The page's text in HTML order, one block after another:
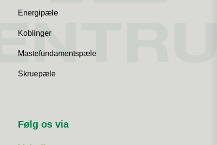
Energipæle
Koblinger
Mastefundamentspæle
Skruepæle
Følg os via